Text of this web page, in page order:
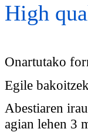
High
Onartutako
Egile
Abestiaren
agian lehen 3